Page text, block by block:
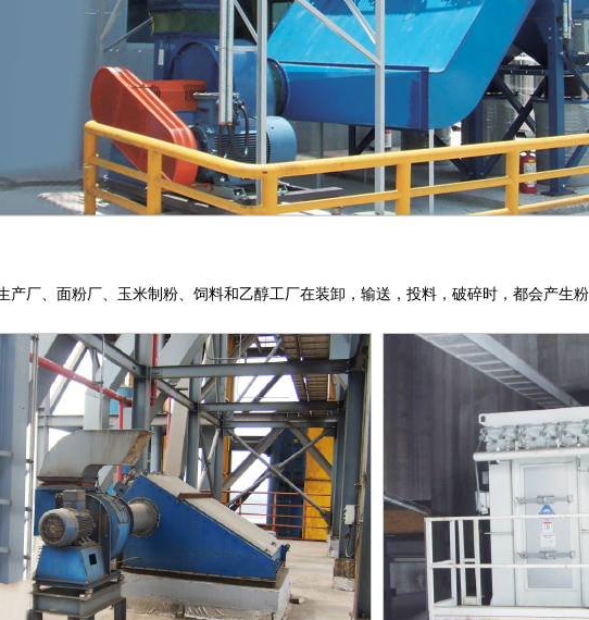
厂、面粉厂、玉米制粉、饲料和乙醇工厂在装卸，输送，投料，破碎时，都会产生